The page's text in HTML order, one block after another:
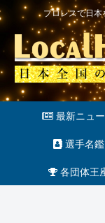
プロレスで日本
最新ニュ
選手名鑑
各団体王